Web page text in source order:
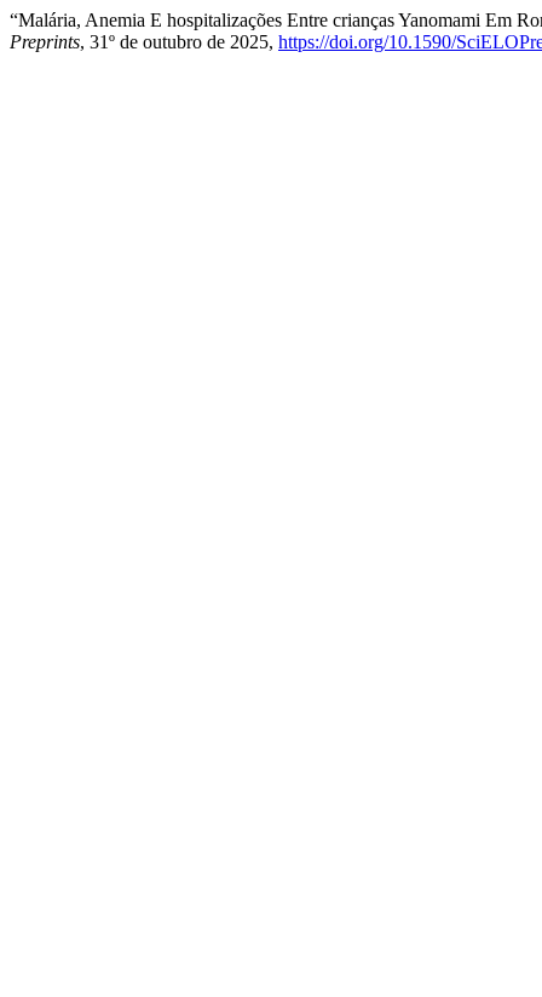
“Malária, Anemia E hospitalizações Entre crianças Yanomami Em
Preprints, 31º de outubro de 2025, https://doi.org/10.1590/